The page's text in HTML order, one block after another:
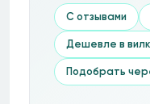
С отзывами
Дешевле в
Подобрать